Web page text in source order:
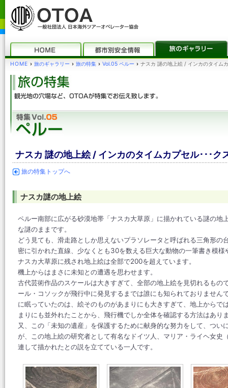
HOME › 旅のギャラリー › 旅の特集 › Vol.05 ペルー › ナスカ 謎の地上絵 / インカのタイム
ナスカ 謎の地上絵 / インカのタイムカプセル･･･ク
旅の特集トップへ
ナスカ謎の地上絵
ペルー南部に広がる砂漠地帯「ナスカ大草原」に描かれている謎の地
な謎のままです。
どう見ても、滑走路としか思えないプラソレータと呼ばれる三角形
密に引かれた直線、少なくとも30を数える巨大な動物の一筆書き模
ナスカ大草原に残され地上絵は全部で200を超えています。
機上からはまさに未知との遭遇を思わせます。
古代芸術作品のスケールは大きすぎて、全部の地上絵を見切れるも
ール・コソックが飛行中に発見するまでは誰にも知られておりませ
に眠っていたのは、絵そのものがあまりにも大きすぎて、地上から
まりにも並外れたことから、飛行機でしか全体を確認する方法はあり
又、この「未知の遺産」を保護するために献身的な努力をして、つ
が、この地上絵の研究者として有名なドイツ人、マリア・ライヘ女史
連して描かれたとの説を立てている一人です。